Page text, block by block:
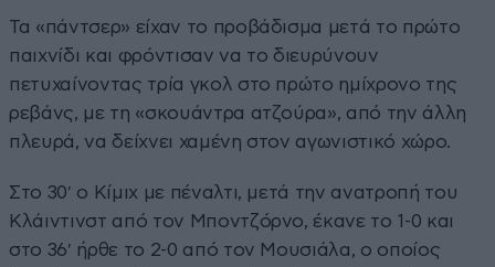
Τα «πάντσερ» είχαν το προβάδισμα μετά το πρώτο
παιχνίδι και φρόντισαν να το διευρύνουν
πετυχαίνοντας τρία γκολ στο πρώτο ημίχρονο της
ρεβάνς, με τη «σκουάντρα ατζούρα», από την άλλη
πλευρά, να δείχνει χαμένη στον αγωνιστικό χώρο.
Στο 30′ ο Κίμιχ με πέναλτι, μετά την ανατροπή του
Κλάιντινστ από τον Μποντζόρνο, έκανε το 1-0 και
στο 36′ ήρθε το 2-0 από τον Μουσιάλα, ο οποίος